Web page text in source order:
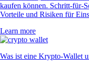
kaufen können. Schritt-für-
Vorteile und Risiken für
Learn more
Was ist eine Krypto-Wallet